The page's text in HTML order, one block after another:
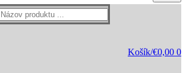
Hľadať:
Košík/€0,00 0